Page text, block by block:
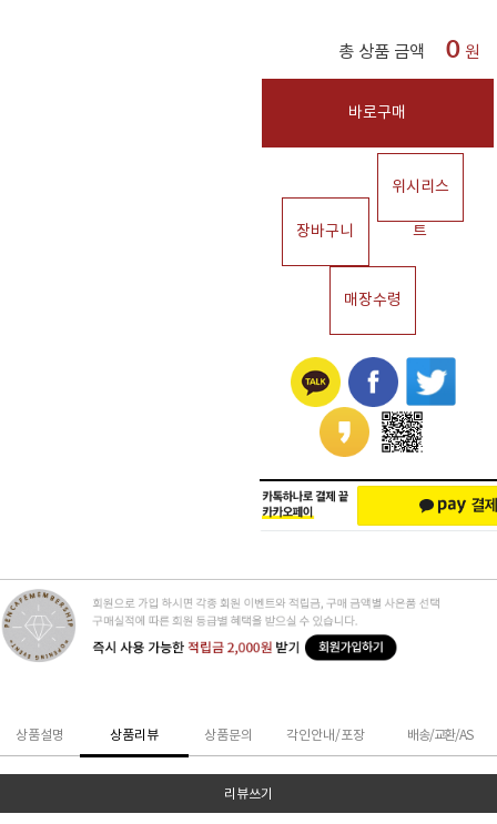
총 상품 금액 0 원
바로구매
장바구니
위시리스
트
매장수령
상품설명 상품리뷰 상품문의 각인안내/포장 배송/교환/AS
리뷰쓰기